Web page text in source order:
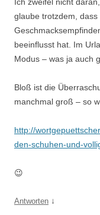
glaube trotzdem,
beeinflusst hat. Im
Modus – was ja auch
Bloß ist die
manchmal groß – so
http://
den-schuhen-und-
😉
Antworten ↓